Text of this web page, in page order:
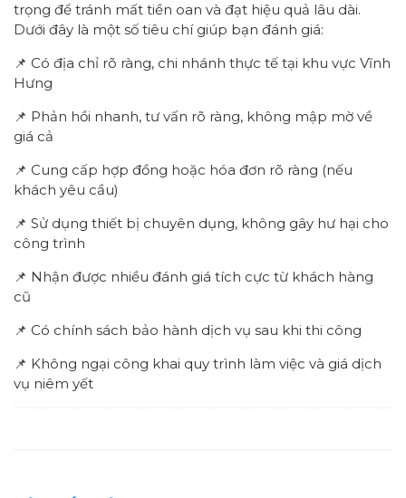
trọng để tránh mất tiền oan và đạt hiệu quả lâu dài.
Dưới đây là một số tiêu chí giúp bạn đánh giá:
📌 Có địa chỉ rõ ràng, chi nhánh thực tế tại khu vực Vĩnh
Hưng
📌 Phản hồi nhanh, tư vấn rõ ràng, không mập mờ về
giá cả
📌 Cung cấp hợp đồng hoặc hóa đơn rõ ràng (nếu
khách yêu cầu)
📌 Sử dụng thiết bị chuyên dụng, không gây hư hại cho
công trình
📌 Nhận được nhiều đánh giá tích cực từ khách hàng
cũ
📌 Có chính sách bảo hành dịch vụ sau khi thi công
📌 Không ngại công khai quy trình làm việc và giá dịch
vụ niêm yết